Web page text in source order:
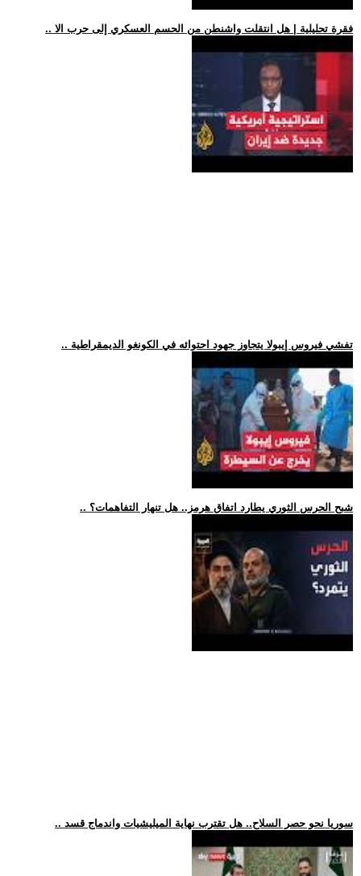
.. فقرة تحليلية | هل انتقلت واشنطن من الحسم العسكري إلى حرب الا
.. تفشي فيروس إيبولا يتجاوز جهود احتوائه في الكونغو الديمقراطية
.. شبح الحرس الثوري يطارد اتفاق هرمز.. هل تنهار التفاهمات؟
.. سوريا نحو حصر السلاح.. هل تقترب نهاية الميليشيات واندماج قسد